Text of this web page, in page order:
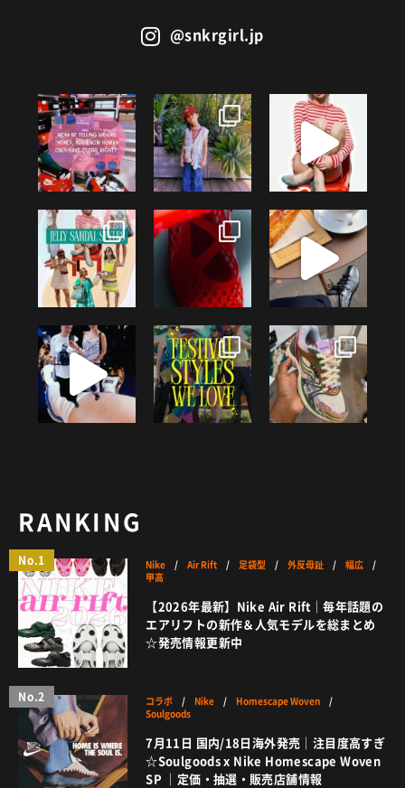
@snkrgirl.jp
RANKING
No.1 Nike /Air Rift / 足袋型 /外反母趾 /幅広 /
甲高
【2026年最新】Nike Air Rift｜毎年話題の
エアリフトの新作＆人気モデルを総まとめ
☆発売情報更新中
No.2 コラボ / Nike / Homescape Woven /
Soulgoods
7月11日 国内/18日海外発売｜注目度高すぎ
☆Soulgoods x Nike Homescape Woven
SP ｜定価・抽選・販売店舗情報